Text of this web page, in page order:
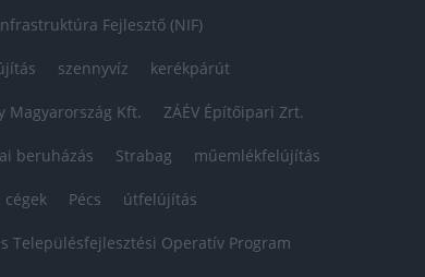
Fejlesztő (NIF)
szennyvíz kerékpárút
Magyarország Kft. ZÁÉV Építőipari Zrt.
beruházás Strabag műemlékfelújítás
Pécs útfelújítás
Településfejlesztési Operatív Program